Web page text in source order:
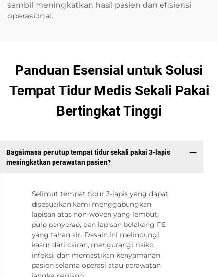
sambil meningkatkan hasil pasien dan efisiensi
operasional.
Panduan Esensial untuk Solusi
Tempat Tidur Medis Sekali Pakai
Bertingkat Tinggi
Bagaimana penutup tempat tidur sekali pakai 3-lapis
meningkatkan perawatan pasien?
Selimut tempat tidur 3-lapis yang dapat
disesuaikan kami menggabungkan
lapisan atas non-woven yang lembut,
pulp penyerap, dan lapisan belakang PE
yang tahan air. Desain ini melindungi
kasur dari cairan, mengurangi risiko
infeksi, dan memastikan kenyamanan
pasien selama operasi atau perawatan